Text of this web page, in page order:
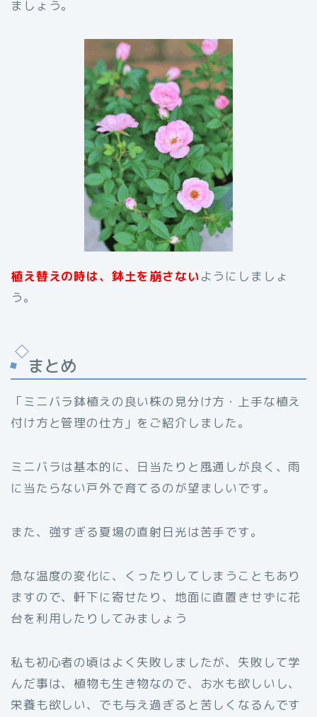
ましょう。
植え替えの時は、鉢土を崩さないようにしましょ
う。
まとめ
「ミニバラ鉢植えの良い株の見分け方・上手な植え
付け方と管理の仕方」をご紹介しました。
ミニバラは基本的に、日当たりと風通しが良く、雨
に当たらない戸外で育てるのが望ましいです。
また、強すぎる夏場の直射日光は苦手です。
急な温度の変化に、くったりしてしまうこともあり
ますので、軒下に寄せたり、地面に直置きせずに花
台を利用したりしてみましょう
私も初心者の頃はよく失敗しましたが、失敗して学
んだ事は、植物も生き物なので、お水も欲しいし、
栄養も欲しい、でも与え過ぎると苦しくなるんです